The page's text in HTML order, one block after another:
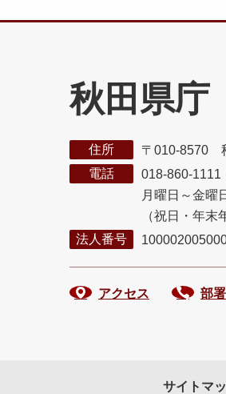
秋田県庁
住所
〒010-8570
電話
018-860-1111
月曜日～金曜
（祝日・年末
法人番号
アクセス 部
サイトマ